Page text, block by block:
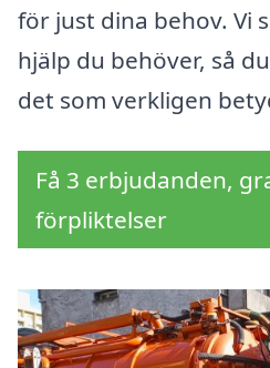
för just dina behov. Vi
hjälp du behöver, så
det som verkligen
Få 3 erbjudanden,
förpliktelser